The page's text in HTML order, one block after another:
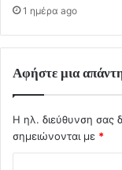
1 ημέρα ago
Αφήστε μια
Η ηλ. διεύθυνση σας
σημειώνονται με *